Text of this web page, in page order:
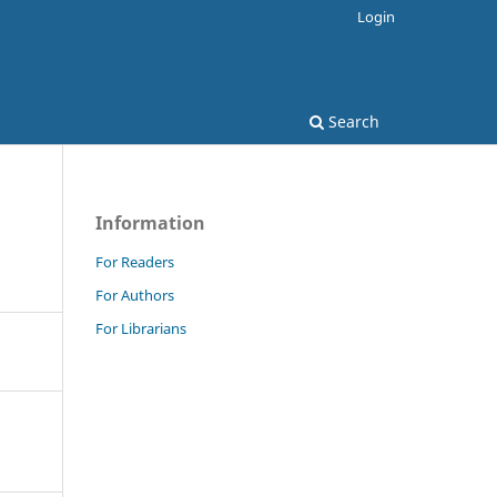
Search
Login
Information
For Readers
For Authors
For Librarians